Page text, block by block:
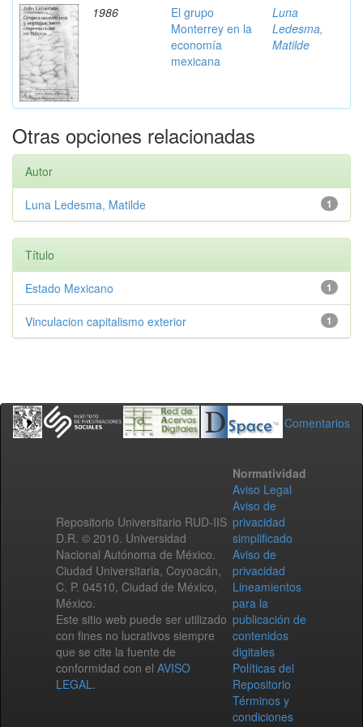
1986
El grupo
Monterrey en la
economía
mexicana
Luna
Ledesma,
Matilde
Otras opciones relacionadas
Autor
1
Luna Ledesma, Matilde
Título
1
Estado Mexicano
1
Vinculacion capitalismo exterior
Comentarios
Repositorio Universitario RUD-IIS
D.R. © 2010. Universidad
Nacional Autónoma de México.
Ciudad Universitaria, Coyoacán,
C. P. 04510, Ciudad de México,
México.
Este sitio web puede ser utilizado
con fines no lucrativos siempre
que se cite la fuente de
conformidad con el AVISO
LEGAL.
Normatividad
Aviso Legal
Aviso de
privacidad
simplificado
Aviso de
privacidad
Lineamientos
para la
publicación de
contenidos
digitales
Políticas del
Repositorio
Términos y
condiciones